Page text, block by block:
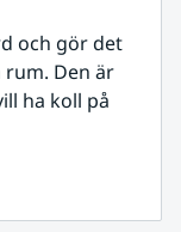
och gör det
Den är
ha koll på